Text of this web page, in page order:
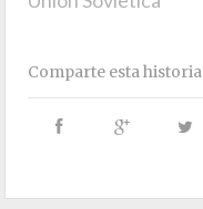
Comparte esta historia